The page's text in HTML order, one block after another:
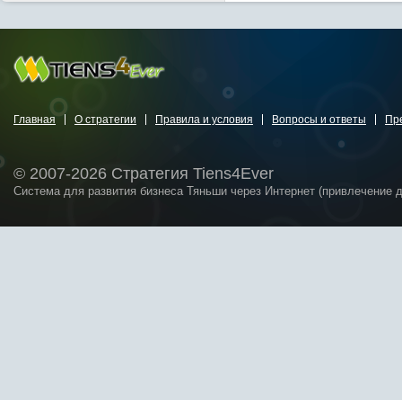
Главная О стратегии Правила и условия Вопросы и ответы
© 2007-2026 Стратегия Tiens4Ever
Система для развития бизнеса Тяньши через Интернет (привлечение